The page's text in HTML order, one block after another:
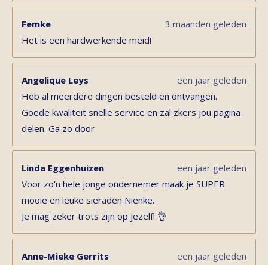
Femke
3 maanden geleden
Het is een hardwerkende meid!
Angelique Leys
een jaar geleden
Heb al meerdere dingen besteld en ontvangen.
Goede kwaliteit snelle service en zal zkers jou pagina
delen. Ga zo door
Linda Eggenhuizen
een jaar geleden
Voor zo'n hele jonge ondernemer maak je SUPER
mooie en leuke sieraden Nienke.
Je mag zeker trots zijn op jezelf! 👌
Anne-Mieke Gerrits
een jaar geleden